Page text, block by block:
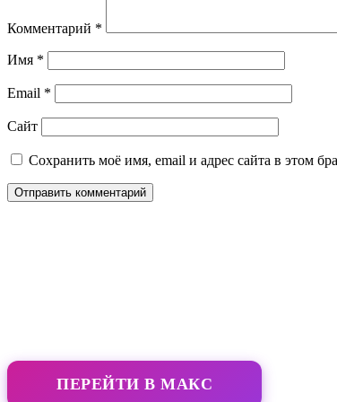
Комментарий *
Имя *
Email *
Сайт
Сохранить моё имя, email и адрес сайта в этом
ПЕРЕЙТИ В МАКС